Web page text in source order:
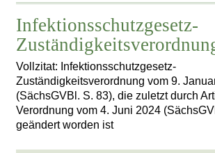
Infektionsschutzgesetz-
Vollzitat: Infektionsschutzgesetz-
Zuständigkeitsverordnung vom 9.
(SächsGVBl. S. 83), die zuletzt durch
Verordnung vom 4. Juni 2024
geändert worden ist